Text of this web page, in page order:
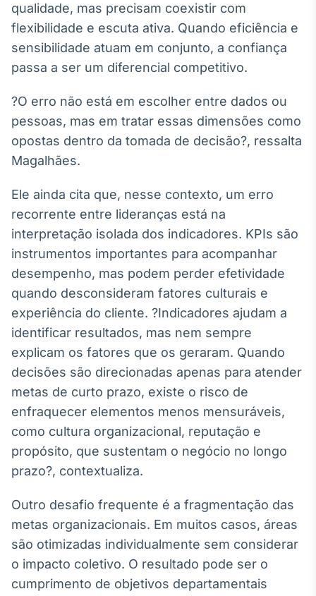
Curadoria de
conteúdos
noticiosos
Soluções de
Tecnologia
Radar
Monitoramento
notícias e
Broadcast
Fundos
A melhor
plataforma para
analisar fundos
de investimento
no Brasil
IA
Em breve
Gestão de
Investimentos
Em breve
qualidade, mas precisam coexistir com
flexibilidade e escuta ativa. Quando eficiência e
sensibilidade atuam em conjunto, a confiança
passa a ser um diferencial competitivo.
?O erro não está em escolher entre dados ou
pessoas, mas em tratar essas dimensões como
opostas dentro da tomada de decisão?, ressalta
Magalhães.
Ele ainda cita que, nesse contexto, um erro
recorrente entre lideranças está na
interpretação isolada dos indicadores. KPIs são
instrumentos importantes para acompanhar
desempenho, mas podem perder efetividade
quando desconsideram fatores culturais e
experiência do cliente. ?Indicadores ajudam a
identificar resultados, mas nem sempre
explicam os fatores que os geraram. Quando
decisões são direcionadas apenas para atender
metas de curto prazo, existe o risco de
enfraquecer elementos menos mensuráveis,
como cultura organizacional, reputação e
propósito, que sustentam o negócio no longo
prazo?, contextualiza.
Outro desafio frequente é a fragmentação das
metas organizacionais. Em muitos casos, áreas
são otimizadas individualmente sem considerar
o impacto coletivo. O resultado pode ser o
cumprimento de objetivos departamentais